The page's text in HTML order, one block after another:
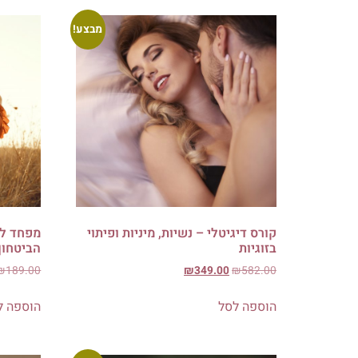
מבצע!
קורס דיגיטלי – נשיות, מיניות ופיתוי
בזוגיות
₪582.00
₪349.00
הוספה לסל
מפחד
189.00
הוספה